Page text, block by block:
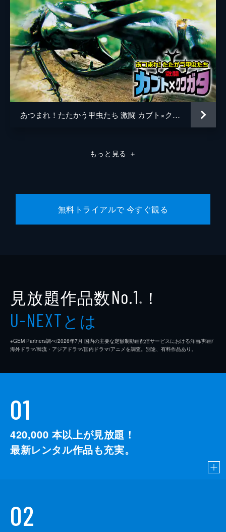
あつまれ！たたかう甲虫たち 激闘 カブト×クワガタ
もっと見る ＋
無料トライアルで 今すぐ観る
見放題作品数No.1 ※ ！
U-NEXTとは
※GEM Partners調べ/2026年7⽉ 国内の主要な定額制動画配信サービスにおける洋画/邦画/
海外ドラマ/韓流・アジアドラマ/国内ドラマ/アニメを調査。別途、有料作品あり。
01
420,000 本以上が見放題！
最新レンタル作品も充実。
02